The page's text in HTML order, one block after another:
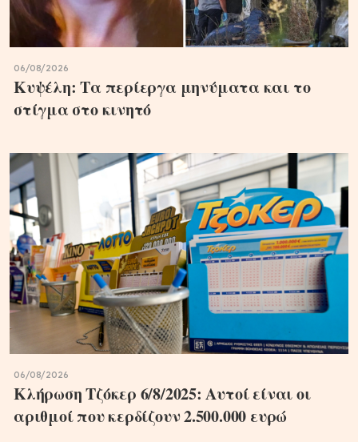
06/08/2026
Κυψέλη: Τα περίεργα μηνύματα και το
στίγμα στο κινητό
06/08/2026
Κλήρωση Τζόκερ 6/8/2025: Αυτοί είναι οι
αριθμοί που κερδίζουν 2.500.000 ευρώ